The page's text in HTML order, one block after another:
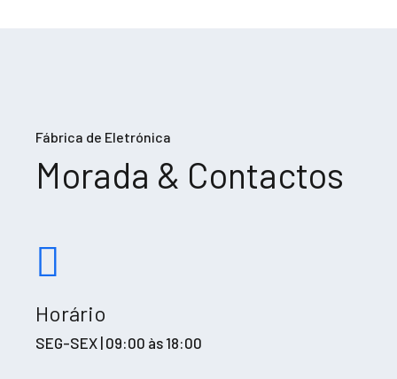
Fábrica de Eletrónica
Morada & Contactos
Horário
SEG-SEX | 09:00 às 18:00